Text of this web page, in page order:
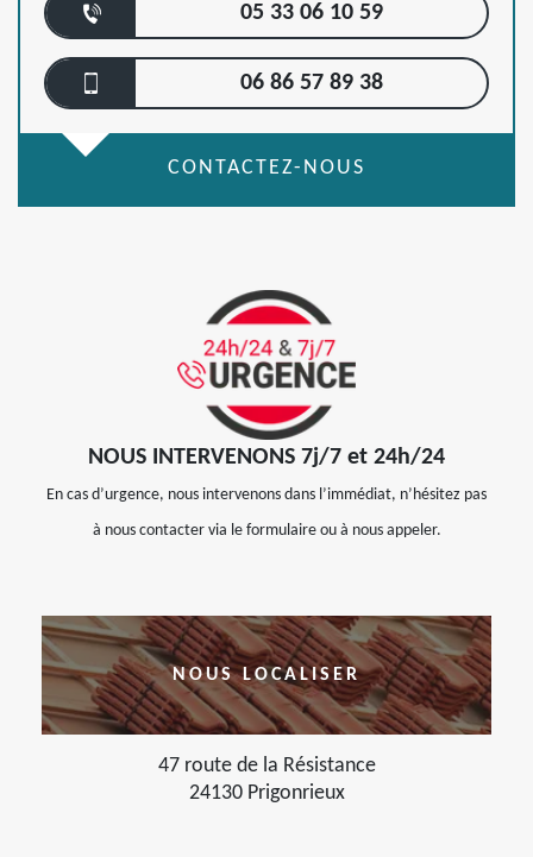
05 33 06 10 59
06 86 57 89 38
CONTACTEZ-NOUS
NOUS INTERVENONS 7j/7 et 24h/24
En cas d’urgence, nous intervenons dans l’immédiat, n’hésitez pas
à nous contacter via le formulaire ou à nous appeler.
NOUS LOCALISER
47 route de la Résistance
24130 Prigonrieux